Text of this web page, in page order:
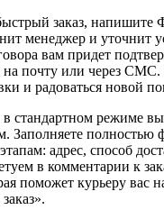
заказ,
менеджер и уточнит
вам придет
почту или через СМС.
и радоваться новой
стандартном режиме
Заполняете полностью
адрес, способ
в комментарии к
поможет курьеру вас